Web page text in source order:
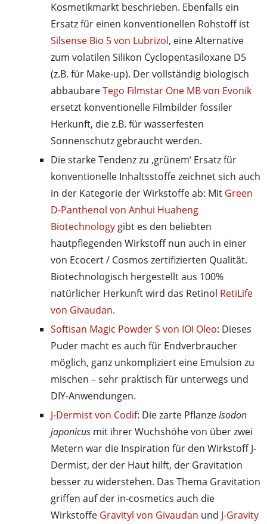
Kosmetikmarkt beschrieben. Ebenfalls ein
Ersatz für einen konventionellen Rohstoff ist
Silsense Bio 5 von Lubrizol, eine Alternative
zum volatilen Silikon Cyclopentasiloxane D5
(z.B. für Make-up). Der vollständig biologisch
abbaubareTego Filmstar One MB von Evonik
ersetzt konventionelle Filmbilder fossiler
Herkunft, die z.B. für wasserfesten
Sonnenschutz gebraucht werden.
Die starke Tendenz zu ‚grünem‘ Ersatz für
konventionelle Inhaltsstoffe zeichnet sich auch
in der Kategorie der Wirkstoffe ab: Mit Green
D-Panthenol von Anhui Huaheng
Biotechnology gibt es den beliebten
hautpflegenden Wirkstoff nun auch in einer
von Ecocert / Cosmos zertifizierten Qualität.
Biotechnologisch hergestellt aus 100%
natürlicher Herkunft wird das Retinol RetiLife
von Givaudan.
Softisan Magic Powder S von IOI Oleo: Dieses
Puder macht es auch für Endverbraucher
möglich, ganz unkompliziert eine Emulsion zu
mischen – sehr praktisch für unterwegs und
DIY-Anwendungen.
J-Dermist von Codif: Die zarte PflanzeIsodon
japonicus mit ihrer Wuchshöhe von über zwei
Metern war die Inspiration für den Wirkstoff J-
Dermist, der der Haut hilft, der Gravitation
besser zu widerstehen. Das Thema Gravitation
griffen auf der in-cosmetics auch die
Wirkstoffe Gravityl von Givaudan und J-Gravity